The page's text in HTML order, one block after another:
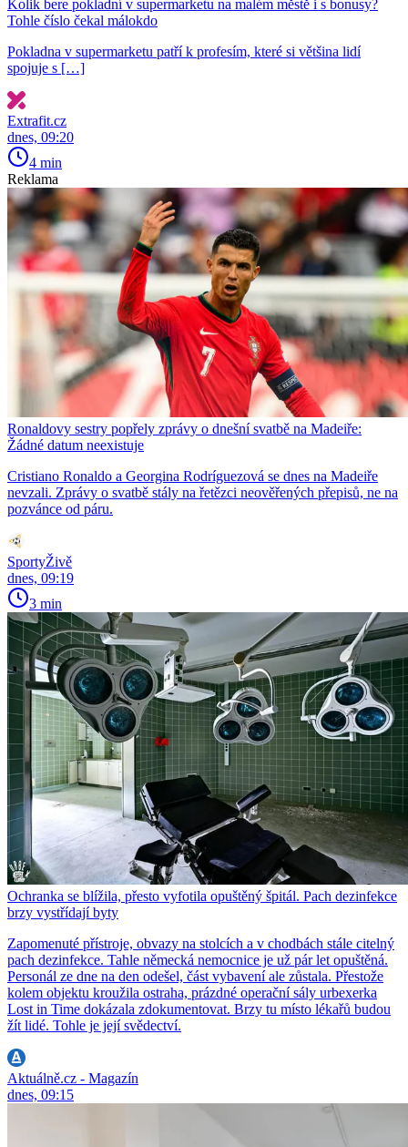
Kolik bere pokladní v supermarketu na malém městě i s bonusy?
Tohle číslo čekal málokdo
Pokladna v supermarketu patří k profesím, které si většina lidí
spojuje s […]
Extrafit.cz
dnes, 09:20
4 min
Reklama
Ronaldovy sestry popřely zprávy o dnešní svatbě na Madeiře:
Žádné datum neexistuje
Cristiano Ronaldo a Georgina Rodríguezová se dnes na Madeiře
nevzali. Zprávy o svatbě stály na řetězci neověřených přepisů, ne na
pozvánce od páru.
SportyŽivě
dnes, 09:19
3 min
Ochranka se blížila, přesto vyfotila opuštěný špitál. Pach dezinfekce
brzy vystřídají byty
Zapomenuté přístroje, obvazy na stolcích a v chodbách stále citelný
pach dezinfekce. Tahle německá nemocnice je už pár let opuštěná.
Personál ze dne na den odešel, část vybavení ale zůstala. Přestože
kolem objektu kroužila ostraha, prázdné operační sály urbexerka
Lost in Time dokázala zdokumentovat. Brzy tu místo lékařů budou
žít lidé. Tohle je její svědectví.
Aktuálně.cz - Magazín
dnes, 09:15